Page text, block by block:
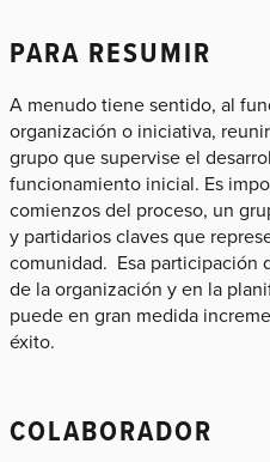
PARA RESUMIR
A menudo tiene sentido, al
organización o iniciativa,
grupo que supervise el
funcionamiento inicial. Es
comienzos del proceso, un
y partidarios claves que
comunidad. Esa participación
de la organización y en la
puede en gran medida
éxito.
COLABORADOR